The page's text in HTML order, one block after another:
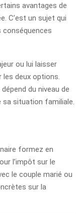
avantages de
C’est un sujet qui
conséquences
ou lui laisser
deux options.
du niveau de
sa situation familiale.
formez en
l’impôt sur le
le couple marié ou
sur la